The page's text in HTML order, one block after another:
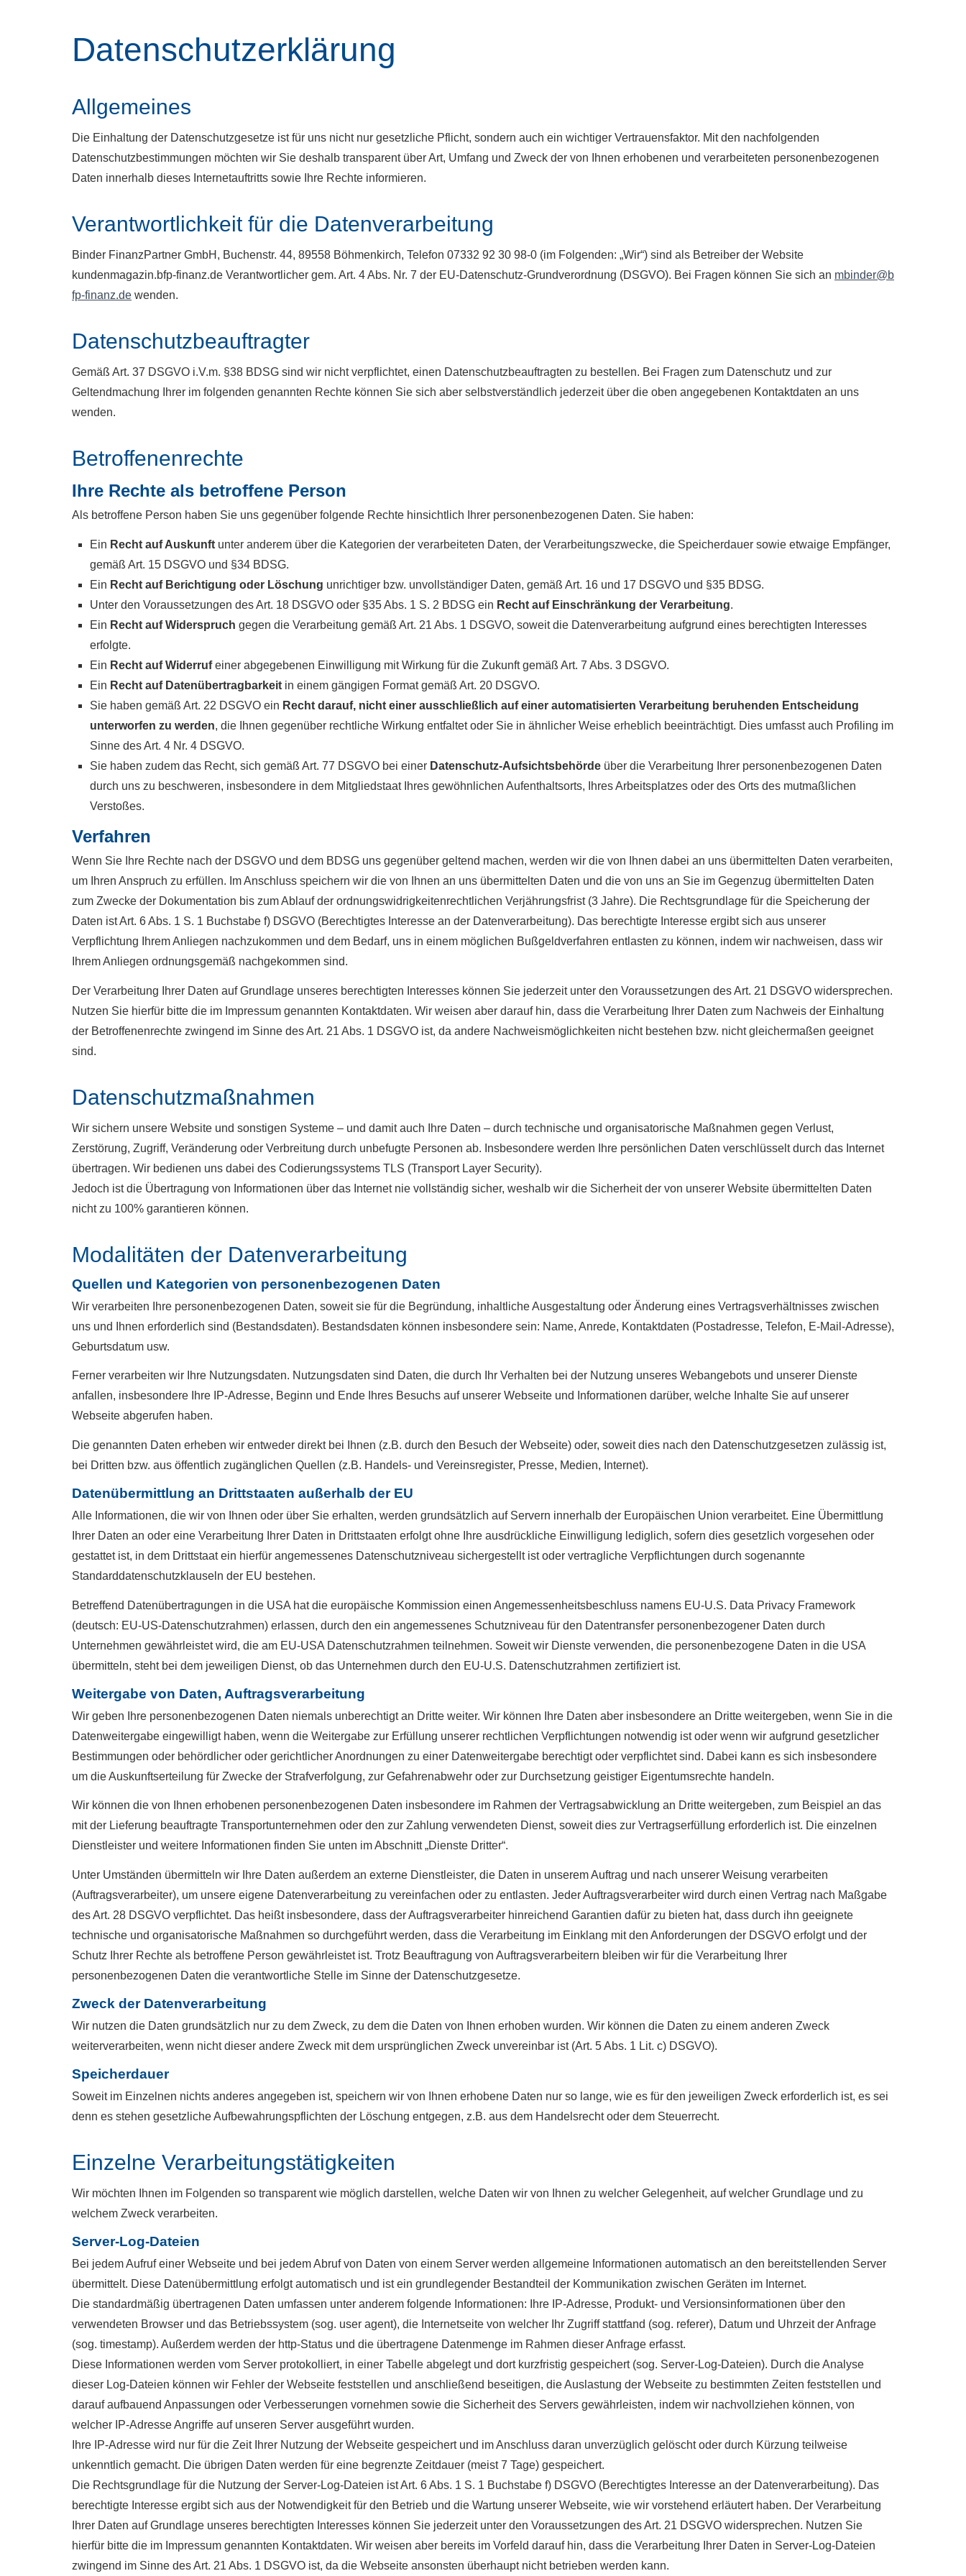
Datenschutzerklärung
Allgemeines
Die Einhaltung der Datenschutzgesetze ist für uns nicht nur gesetzliche Pflicht, sondern auch ein wichtiger Vertrauensfaktor. Mit den nachfolgenden
Datenschutzbestimmungen möchten wir Sie deshalb transparent über Art, Umfang und Zweck der von Ihnen erhobenen und verarbeiteten personenbezogenen
Daten innerhalb dieses Internetauftritts sowie Ihre Rechte informieren.
Verantwortlichkeit für die Datenverarbeitung
Binder FinanzPartner GmbH, Buchenstr. 44, 89558 Böhmenkirch, Telefon 07332 92 30 98-0 (im Folgenden: „Wir“) sind als Betreiber der Website
kundenmagazin.bfp-finanz.de Verantwortlicher gem. Art. 4 Abs. Nr. 7 der EU-Datenschutz-Grundverordnung (DSGVO). Bei Fragen können Sie sich an mbinder@b
fp-finanz.de wenden.
Datenschutzbeauftragter
Gemäß Art. 37 DSGVO i.V.m. §38 BDSG sind wir nicht verpflichtet, einen Datenschutzbeauftragten zu bestellen. Bei Fragen zum Datenschutz und zur
Geltendmachung Ihrer im folgenden genannten Rechte können Sie sich aber selbstverständlich jederzeit über die oben angegebenen Kontaktdaten an uns
wenden.
Betroffenenrechte
Ihre Rechte als betroffene Person
Als betroffene Person haben Sie uns gegenüber folgende Rechte hinsichtlich Ihrer personenbezogenen Daten. Sie haben:
Ein Recht auf Auskunft unter anderem über die Kategorien der verarbeiteten Daten, der Verarbeitungszwecke, die Speicherdauer sowie etwaige Empfänger,
gemäß Art. 15 DSGVO und §34 BDSG.
Ein Recht auf Berichtigung oder Löschung unrichtiger bzw. unvollständiger Daten, gemäß Art. 16 und 17 DSGVO und §35 BDSG.
Unter den Voraussetzungen des Art. 18 DSGVO oder §35 Abs. 1 S. 2 BDSG ein Recht auf Einschränkung der Verarbeitung.
Ein Recht auf Widerspruch gegen die Verarbeitung gemäß Art. 21 Abs. 1 DSGVO, soweit die Datenverarbeitung aufgrund eines berechtigten Interesses
erfolgte.
Ein Recht auf Widerrufeiner abgegebenen Einwilligung mit Wirkung für die Zukunft gemäß Art. 7 Abs. 3 DSGVO.
Ein Recht auf Datenübertragbarkeit in einem gängigen Format gemäß Art. 20 DSGVO.
Sie haben gemäß Art. 22 DSGVO ein Recht darauf, nicht einer ausschließlich auf einer automatisierten Verarbeitung beruhenden Entscheidung
unterworfen zu werden, die Ihnen gegenüber rechtliche Wirkung entfaltet oder Sie in ähnlicher Weise erheblich beeinträchtigt. Dies umfasst auch Profiling im
Sinne des Art. 4 Nr. 4 DSGVO.
Sie haben zudem das Recht, sich gemäß Art. 77 DSGVO bei einer Datenschutz-Aufsichtsbehörde über die Verarbeitung Ihrer personenbezogenen Daten
durch uns zu beschweren, insbesondere in dem Mitgliedstaat Ihres gewöhnlichen Aufenthaltsorts, Ihres Arbeitsplatzes oder des Orts des mutmaßlichen
Verstoßes.
Verfahren
Wenn Sie Ihre Rechte nach der DSGVO und dem BDSG uns gegenüber geltend machen, werden wir die von Ihnen dabei an uns übermittelten Daten verarbeiten,
um Ihren Anspruch zu erfüllen. Im Anschluss speichern wir die von Ihnen an uns übermittelten Daten und die von uns an Sie im Gegenzug übermittelten Daten
zum Zwecke der Dokumentation bis zum Ablauf der ordnungswidrigkeitenrechtlichen Verjährungsfrist (3 Jahre). Die Rechtsgrundlage für die Speicherung der
Daten ist Art. 6 Abs. 1 S. 1 Buchstabe f) DSGVO (Berechtigtes Interesse an der Datenverarbeitung). Das berechtigte Interesse ergibt sich aus unserer
Verpflichtung Ihrem Anliegen nachzukommen und dem Bedarf, uns in einem möglichen Bußgeldverfahren entlasten zu können, indem wir nachweisen, dass wir
Ihrem Anliegen ordnungsgemäß nachgekommen sind.
Der Verarbeitung Ihrer Daten auf Grundlage unseres berechtigten Interesses können Sie jederzeit unter den Voraussetzungen des Art. 21 DSGVO widersprechen.
Nutzen Sie hierfür bitte die im Impressum genannten Kontaktdaten. Wir weisen aber darauf hin, dass die Verarbeitung Ihrer Daten zum Nachweis der Einhaltung
der Betroffenenrechte zwingend im Sinne des Art. 21 Abs. 1 DSGVO ist, da andere Nachweismöglichkeiten nicht bestehen bzw. nicht gleichermaßen geeignet
sind.
Datenschutzmaßnahmen
Wir sichern unsere Website und sonstigen Systeme – und damit auch Ihre Daten – durch technische und organisatorische Maßnahmen gegen Verlust,
Zerstörung, Zugriff, Veränderung oder Verbreitung durch unbefugte Per­sonen ab. Insbesondere werden Ihre persönlichen Daten verschlüsselt durch das Internet
übertragen. Wir bedienen uns dabei des Codierungssystems TLS (Transport Layer Security).
Jedoch ist die Übertragung von Informationen über das Internet nie vollständig sicher, weshalb wir die Sicherheit der von unserer Website übermittelten Daten
nicht zu 100% garantieren können.
Modalitäten der Datenverarbeitung
Quellen und Kategorien von personenbezogenen Daten
Wir verarbeiten Ihre personenbezogenen Daten, soweit sie für die Begründung, inhaltliche Ausgestaltung oder Änderung eines Vertragsverhältnisses zwischen
uns und Ihnen erforderlich sind (Bestandsdaten). Bestandsdaten können insbesondere sein: Name, Anrede, Kontaktdaten (Postadresse, Telefon, E-Mail-Adresse),
Geburts­datum usw.
Ferner verarbeiten wir Ihre Nutzungsdaten. Nutzungsdaten sind Daten, die durch Ihr Verhalten bei der Nutzung unseres Webangebots und unserer Dienste
anfallen, insbesondere Ihre IP-Adresse, Beginn und Ende Ihres Besuchs auf unserer Webseite und Informationen darüber, welche Inhalte Sie auf unserer
Webseite abgerufen haben.
Die genannten Daten erheben wir entweder direkt bei Ihnen (z.B. durch den Besuch der Webseite) oder, soweit dies nach den Datenschutzgesetzen zulässig ist,
bei Dritten bzw. aus öffentlich zugänglichen Quellen (z.B. Handels- und Vereinsregister, Presse, Medien, Internet).
Datenübermittlung an Drittstaaten außerhalb der EU
Alle Informationen, die wir von Ihnen oder über Sie erhalten, werden grundsätzlich auf Servern innerhalb der Europäischen Union verarbeitet. Eine Übermittlung
Ihrer Daten an oder eine Verarbeitung Ihrer Daten in Drittstaaten erfolgt ohne Ihre ausdrückliche Einwilligung lediglich, sofern dies gesetzlich vorgesehen oder
gestattet ist, in dem Drittstaat ein hierfür angemessenes Datenschutzniveau sichergestellt ist oder vertragliche Verpflichtungen durch sogenannte
Standarddatenschutzklauseln der EU bestehen.
Betreffend Datenübertragungen in die USA hat die europäische Kommission einen Angemessenheitsbeschluss namens EU-U.S. Data Privacy Framework
(deutsch: EU-US-Datenschutzrahmen) erlassen, durch den ein angemessenes Schutzniveau für den Datentransfer personenbezogener Daten durch
Unternehmen gewährleistet wird, die am EU-USA Datenschutzrahmen teilnehmen. Soweit wir Dienste verwenden, die personenbezogene Daten in die USA
übermitteln, steht bei dem jeweiligen Dienst, ob das Unternehmen durch den EU-U.S. Datenschutzrahmen zertifiziert ist.
Weitergabe von Daten, Auftragsverarbeitung
Wir geben Ihre personenbezogenen Daten niemals unberechtigt an Dritte weiter. Wir können Ihre Daten aber insbesondere an Dritte weitergeben, wenn Sie in die
Datenweitergabe eingewilligt haben, wenn die Weitergabe zur Erfüllung unserer rechtlichen Verpflichtungen notwendig ist oder wenn wir aufgrund gesetzlicher
Bestimmungen oder behördlicher oder gerichtlicher Anordnungen zu einer Datenweitergabe berechtigt oder verpflichtet sind. Dabei kann es sich insbesondere
um die Auskunftserteilung für Zwecke der Strafverfolgung, zur Gefahrenabwehr oder zur Durchsetzung geistiger Eigentumsrechte handeln.
Wir können die von Ihnen erhobenen personenbezogenen Daten insbesondere im Rahmen der Vertragsabwicklung an Dritte weitergeben, zum Beispiel an das
mit der Lieferung beauftragte Transportunternehmen oder den zur Zahlung verwendeten Dienst, soweit dies zur Vertragserfüllung erforderlich ist. Die einzelnen
Dienstleister und weitere Informationen finden Sie unten im Abschnitt „Dienste Dritter“.
Unter Umständen übermitteln wir Ihre Daten außerdem an externe Dienstleister, die Daten in unserem Auftrag und nach unserer Weisung verarbeiten
(Auftragsverarbeiter), um unsere eigene Datenverarbeitung zu vereinfachen oder zu entlasten. Jeder Auftragsverarbeiter wird durch einen Vertrag nach Maßgabe
des Art. 28 DSGVO verpflichtet. Das heißt insbesondere, dass der Auftragsverarbeiter hinreichend Garantien dafür zu bieten hat, dass durch ihn geeignete
technische und organisatorische Maßnahmen so durchgeführt werden, dass die Verarbeitung im Einklang mit den Anforderungen der DSGVO erfolgt und der
Schutz Ihrer Rechte als betroffene Person gewährleistet ist. Trotz Beauftragung von Auftragsverarbeitern bleiben wir für die Verarbeitung Ihrer
personenbezogenen Daten die verantwortliche Stelle im Sinne der Datenschutzgesetze.
Zweck der Datenverarbeitung
Wir nutzen die Daten grundsätzlich nur zu dem Zweck, zu dem die Daten von Ihnen erhoben wurden. Wir können die Daten zu einem anderen Zweck
weiterverarbeiten, wenn nicht dieser andere Zweck mit dem ursprünglichen Zweck unvereinbar ist (Art. 5 Abs. 1 Lit. c) DSGVO).
Speicherdauer
Soweit im Einzelnen nichts anderes angegeben ist, speichern wir von Ihnen erhobene Daten nur so lange, wie es für den jeweiligen Zweck erforderlich ist, es sei
denn es stehen gesetzliche Aufbewahrungspflichten der Löschung entgegen, z.B. aus dem Handelsrecht oder dem Steuerrecht.
Einzelne Verarbeitungstätigkeiten
Wir möchten Ihnen im Folgenden so transparent wie möglich darstellen, welche Daten wir von Ihnen zu welcher Gelegenheit, auf welcher Grundlage und zu
welchem Zweck verarbeiten.
Server-Log-Dateien
Bei jedem Aufruf einer Webseite und bei jedem Abruf von Daten von einem Server werden allgemeine Informationen automatisch an den bereitstellenden Server
übermittelt. Diese Datenübermittlung erfolgt automatisch und ist ein grundlegender Bestandteil der Kommunikation zwischen Geräten im Internet.
Die standardmäßig übertragenen Daten umfassen unter anderem folgende Informationen: Ihre IP-Adresse, Produkt- und Versionsinformationen über den
verwendeten Browser und das Betriebssystem (sog. user agent), die Internetseite von welcher Ihr Zugriff stattfand (sog. referer), Datum und Uhrzeit der Anfrage
(sog. timestamp). Außerdem werden der http-Status und die übertragene Datenmenge im Rahmen dieser Anfrage erfasst.
Diese Informationen werden vom Server protokolliert, in einer Tabelle abgelegt und dort kurzfristig gespeichert (sog. Server-Log-Dateien). Durch die Analyse
dieser Log-Dateien können wir Fehler der Webseite feststellen und anschließend beseitigen, die Auslastung der Webseite zu bestimmten Zeiten feststellen und
darauf aufbauend Anpassungen oder Verbesserungen vornehmen sowie die Sicherheit des Servers gewährleisten, indem wir nachvollziehen können, von
welcher IP-Adresse Angriffe auf unseren Server ausgeführt wurden.
Ihre IP-Adresse wird nur für die Zeit Ihrer Nutzung der Webseite gespeichert und im Anschluss daran unverzüglich gelöscht oder durch Kürzung teilweise
unkenntlich gemacht. Die übrigen Daten werden für eine begrenzte Zeitdauer (meist 7 Tage) gespeichert.
Die Rechtsgrundlage für die Nutzung der Server-Log-Dateien ist Art. 6 Abs. 1 S. 1 Buchstabe f) DSGVO (Berechtigtes Interesse an der Datenverarbeitung). Das
berechtigte Interesse ergibt sich aus der Notwendigkeit für den Betrieb und die Wartung unserer Webseite, wie wir vorstehend erläutert haben. Der Verarbeitung
Ihrer Daten auf Grundlage unseres berechtigten Interesses können Sie jederzeit unter den Voraussetzungen des Art. 21 DSGVO widersprechen. Nutzen Sie
hierfür bitte die im Impressum genannten Kontaktdaten. Wir weisen aber bereits im Vorfeld darauf hin, dass die Verarbeitung Ihrer Daten in Server-Log-Dateien
zwingend im Sinne des Art. 21 Abs. 1 DSGVO ist, da die Webseite ansonsten überhaupt nicht betrieben werden kann.